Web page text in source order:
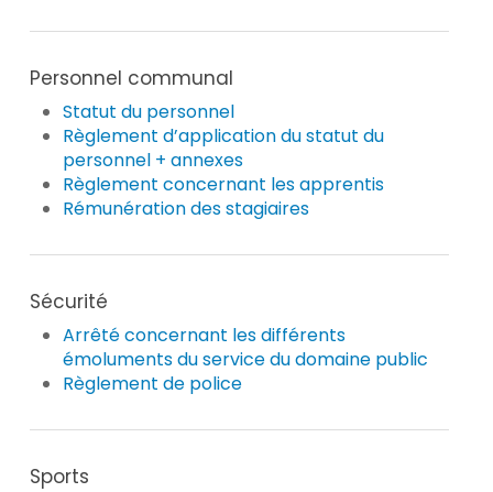
Personnel communal
Statut du personnel
Règlement d’application du statut du
personnel + annexes
Règlement concernant les apprentis
Rémunération des stagiaires
Sécurité
Arrêté concernant les différents
émoluments du service du domaine public
Règlement de police
Sports